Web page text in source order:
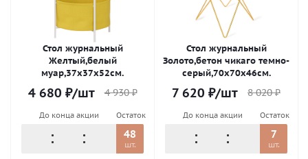
Стол журнальный
Желтый,белый
муар,37х37х52см.
4 680 ₽/шт 4 930₽
До конца акции Остаток
48
шт.
Стол журнальный
Золото,бетон чикаго темно-
серый,70х70х46см.
7 620 ₽/шт 8 020₽
До конца акции Остаток
7
шт.